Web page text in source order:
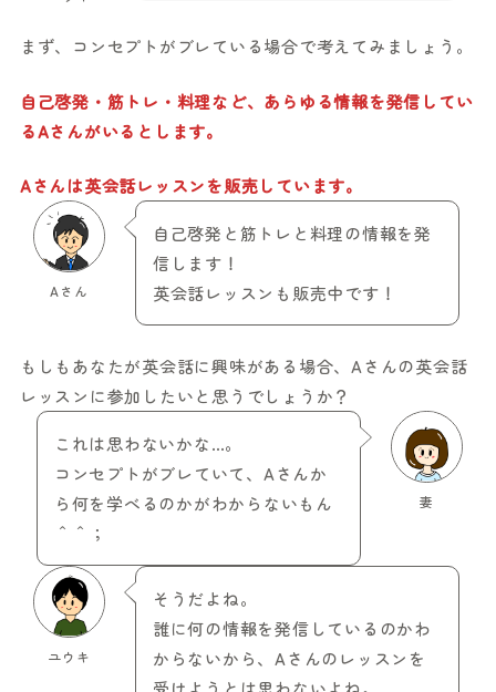
まず、コンセプトがブレている場合で考えてみましょう。
自己啓発・筋トレ・料理など、あらゆる情報を発信してい
るAさんがいるとします。
Aさんは英会話レッスンを販売しています。
Aさん
自己啓発と筋トレと料理の情報を発
信します！
英会話レッスンも販売中です！
もしもあなたが英会話に興味がある場合、Aさんの英会話
レッスンに参加したいと思うでしょうか？
妻
これは思わないかな…。
コンセプトがブレていて、Aさんか
ら何を学べるのかがわからないもん
＾＾；
ユウキ
そうだよね。
誰に何の情報を発信しているのかわ
からないから、Aさんのレッスンを